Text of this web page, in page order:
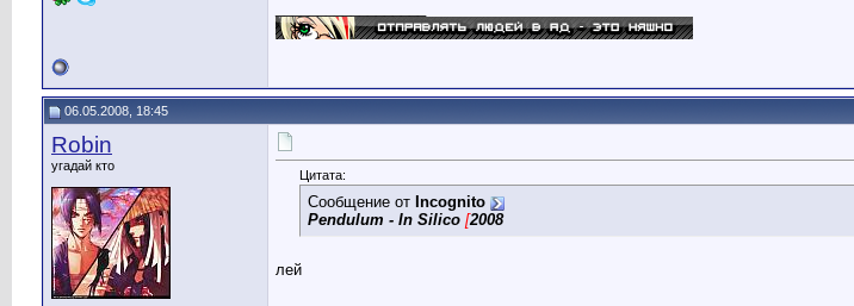
06.05.2008, 18:45
Robin
угадай кто
Цитата:
Сообщение от Incognito
Pendulum - In Silico [2008
лей